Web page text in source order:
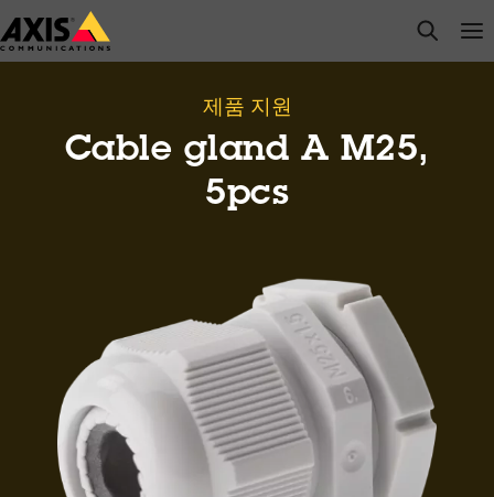
주
요
open
제품 지원
Cable gland A M25,
5pcs